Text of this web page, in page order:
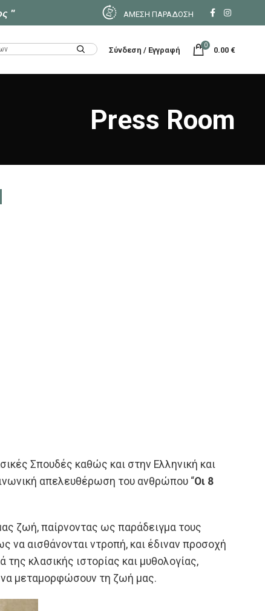
" ΑΜΕΣΗ ΠΑΡΑΔΟΣΗ
Σύνδεση / Εγγραφή 0 0.00 €
Press Room
Σπουδές καθώς και στην Ελληνική και
απελευθέρωση του ανθρώπου “Οι 8
ζωή, παίρνοντας ως παράδειγμα τους
να αισθάνονται ντροπή, και έδιναν προσοχή
κλασικής ιστορίας και μυθολογίας,
να μεταμορφώσουν τη ζωή μας.